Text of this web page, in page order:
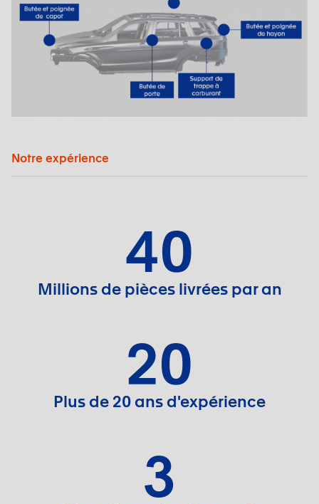
Notre expérience
40
Millions de pièces livrées par an
20
Plus de 20 ans d'expérience
3